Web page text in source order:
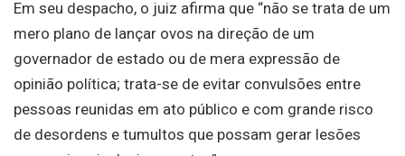
Em seu despacho, o juiz afirma que “não se trata de um
mero plano de lançar ovos na direção de um
governador de estado ou de mera expressão de
opinião política; trata-se de evitar convulsões entre
pessoas reunidas em ato público e com grande risco
de desordens e tumultos que possam gerar lesões